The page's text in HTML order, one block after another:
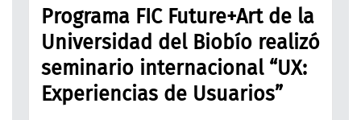
Programa FIC Future+Art de la
Universidad del Biobío realizó
seminario internacional “UX:
Experiencias de Usuarios”